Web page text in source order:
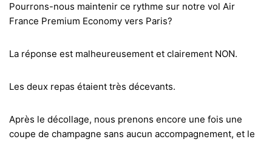
Pourrons-nous maintenir ce rythme sur notre vol Air
France Premium Economy vers Paris?
La réponse est malheureusement et clairement NON.
Les deux repas étaient très décevants.
Après le décollage, nous prenons encore une fois une
coupe de champagne sans aucun accompagnement, et le